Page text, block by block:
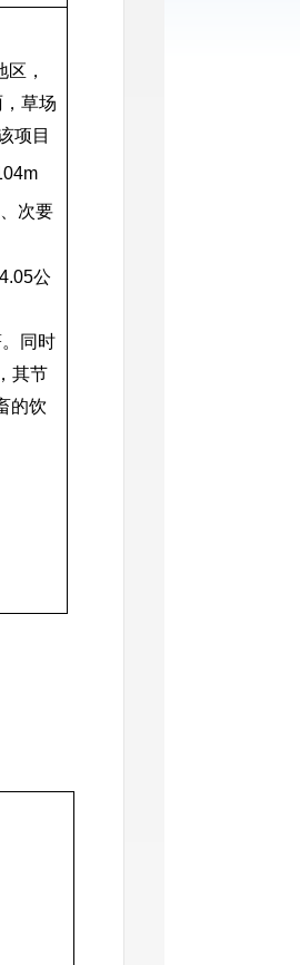
，
草场
项目
次要
4.05公
同时
，其节
的饮